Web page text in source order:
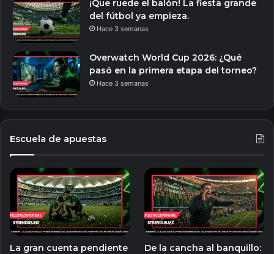
¡Que ruede el balón! La fiesta grande
del fútbol ya empieza.
Hace 3 semanas
Overwatch World Cup 2026: ¿Qué
pasó en la primera etapa del torneo?
Hace 3 semanas
Escuela de apuestas
La gran cuenta pendiente
De la cancha al banquillo: